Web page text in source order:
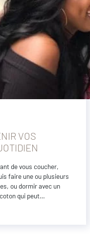
VOS
de vous coucher,
faire une ou plusieurs
ou dormir avec un
qui peut…